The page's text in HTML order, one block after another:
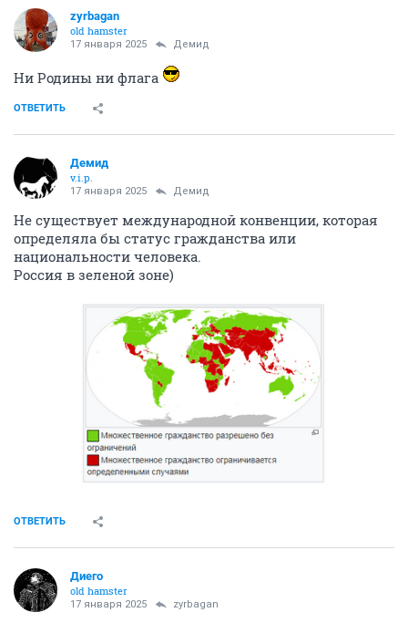
zyrbagan
old hamster
17 января 2025 Демид
Ни Родины ни флага
ОТВЕТИТЬ
Демид
v.i.p.
17 января 2025 Демид
Не существует международной конвенции, которая
определяла бы статус гражданства или
национальности человека.
Россия в зеленой зоне)
ОТВЕТИТЬ
Диего
old hamster
17 января 2025 zyrbagan